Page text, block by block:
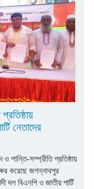
নেতাদের
ও শান্তি-সম্প্রীতি প্রতিষ্ঠায়
করেছে জগন্নাথপুর
দল বিএনপি ও জাতীয় পার্টি